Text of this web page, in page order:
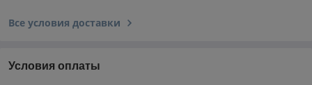
Все условия доставки
Условия оплаты